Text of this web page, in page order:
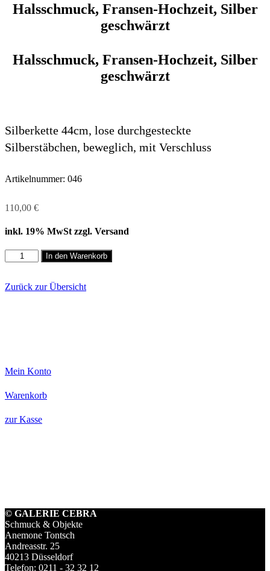
Halsschmuck, Fransen-Hochzeit, Silber
geschwärzt
Halsschmuck, Fransen-Hochzeit, Silber
geschwärzt
Silberkette 44cm, lose durchgesteckte
Silberstäbchen, beweglich, mit Verschluss
Artikelnummer: 046
110,00 €
inkl. 19% MwSt zzgl. Versand
Halsschmuck,
Fransen-
Silber
In den Warenkorb
Zurück zur Übersicht
Mein Konto
Warenkorb
zur Kasse
© GALERIE CEBRA
Schmuck & Objekte
Anemone Tontsch
Andreasstr. 25
40213 Düsseldorf
Telefon: 0211 - 32 32 12